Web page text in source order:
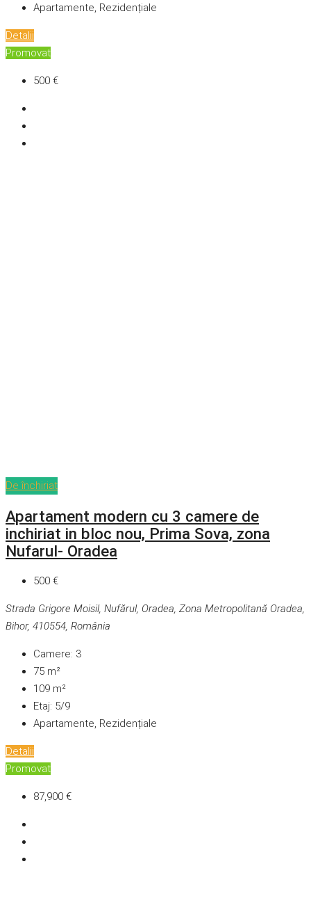
Apartamente, Rezidențiale
Detalii
Promovat
500 €
De închiriat
Apartament modern cu 3 camere de
inchiriat in bloc nou, Prima Sova, zona
Nufarul- Oradea
500 €
Strada Grigore Moisil, Nufărul, Oradea, Zona Metropolitană Oradea,
Bihor, 410554, România
Camere: 3
75 m²
109 m²
Etaj: 5/9
Apartamente, Rezidențiale
Detalii
Promovat
87,900 €